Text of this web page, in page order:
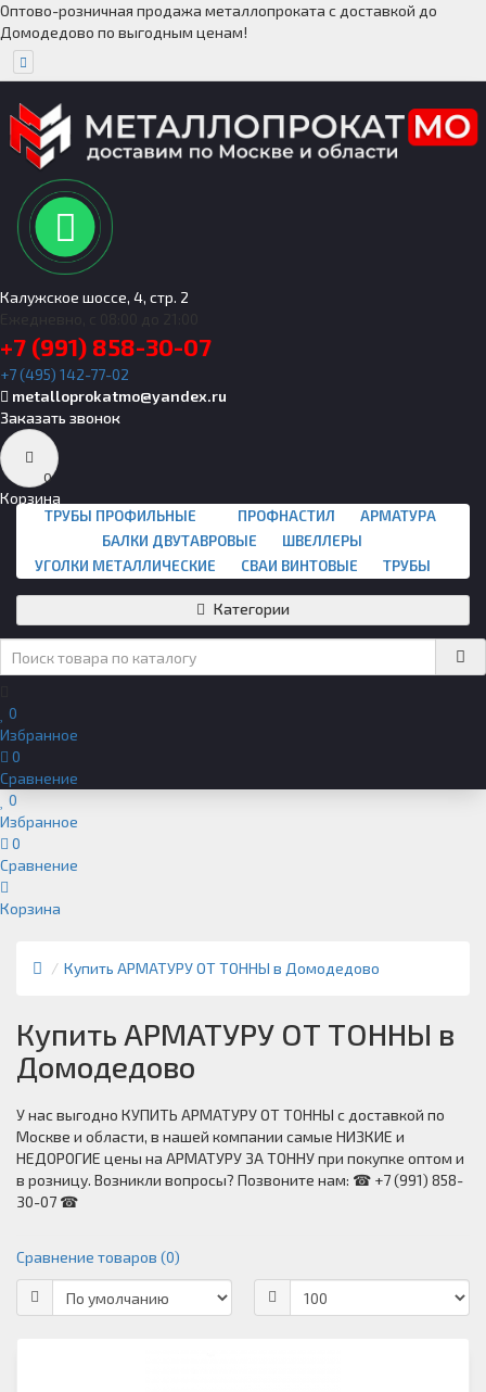
Оптово-розничная продажа металлопроката с доставкой до
Домодедово по выгодным ценам!
Калужское шоссе, 4, стр. 2
+7 (991) 858-30-07
+7 (495) 142-77-02
metalloprokatmo@yandex.ru
Заказать звонок
0
Корзина
ТРУБЫ ПРОФИЛЬНЫЕ ПРОФНАСТИЛ
АРМАТУРА
БАЛКИ ДВУТАВРОВЫЕ
ШВЕЛЛЕРЫ
УГОЛКИ МЕТАЛЛИЧЕСКИЕ
СВАИ ВИНТОВЫЕ ТРУБЫ
Категории
0
Избранное
0
Сравнение
0
Избранное
0
Сравнение
Корзина
Купить АРМАТУРУ ОТ ТОННЫ в Домодедово
Купить АРМАТУРУ ОТ ТОННЫ в
Домодедово
У нас выгодно КУПИТЬ АРМАТУРУ ОТ ТОННЫ с доставкой по
Москве и области, в нашей компании самые НИЗКИЕ и
НЕДОРОГИЕ цены на АРМАТУРУ ЗА ТОННУ при покупке оптом и
в розницу. Возникли вопросы? Позвоните нам: ☎ +7 (991) 858-
30-07 ☎
Сравнение товаров (0)